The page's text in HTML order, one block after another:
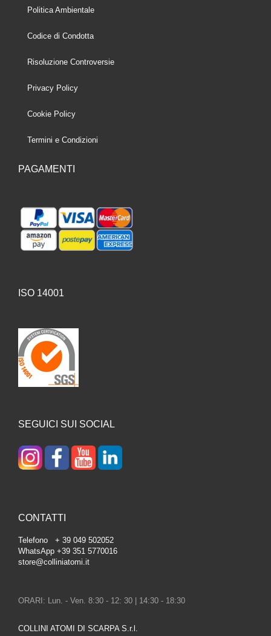
Politica Ambientale
Codice di Condotta
Risoluzione Controversie
Privacy Policy
Cookie Policy
Termini e Condizioni
PAGAMENTI
ISO 14001
SEGUICI SUI SOCIAL
CONTATTI
Telefono + 39 049 502052
WhatsApp +39 351 5770016
store@colliniatomi.it
ORARI: Lun. - Ven. 8:30 - 12: 30 | 14:30 - 18:30
COLLINI ATOMI DI SCARPA S.r.l.